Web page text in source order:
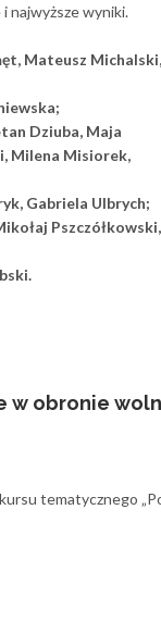
i najwyższe wyniki.
Mateusz Michalski,
Dziuba, Maja
Milena Misiorek,
Gabriela Ulbrych;
Pszczółkowski,
w obronie
tematycznego